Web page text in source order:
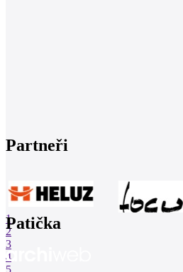
Partneři
1
2
3
4
5
Patička